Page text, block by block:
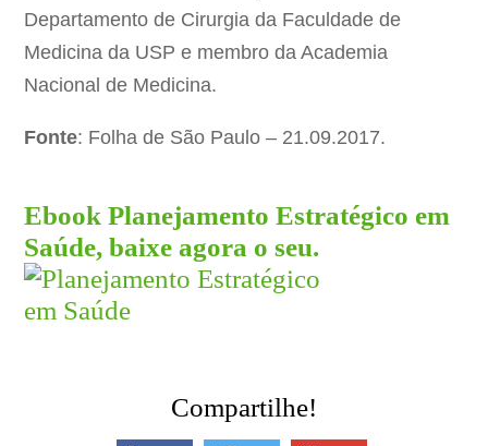
Departamento de Cirurgia da Faculdade de
Medicina da USP e membro da Academia
Nacional de Medicina.
Fonte: Folha de São Paulo – 21.09.2017.
Ebook Planejamento Estratégico em
Saúde, baixe agora o seu.
Compartilhe!